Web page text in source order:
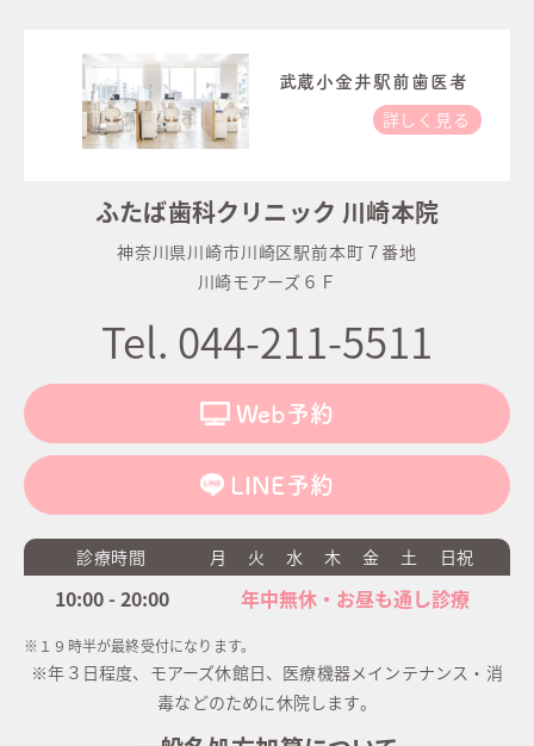
武蔵小金井駅前歯医者
詳しく見る
ふたば歯科クリニック 川崎本院
神奈川県川崎市川崎区駅前本町７番地
川崎モアーズ６Ｆ
Tel. 044-211-5511
Web予約
LINE予約
診療時間 月 火 水 木 金 土 日祝
10:00 - 20:00 年中無休・お昼も通し診療
※１９時半が最終受付になります。
※年３日程度、モアーズ休館日、医療機器メインテナンス・消
毒などのために休院します。